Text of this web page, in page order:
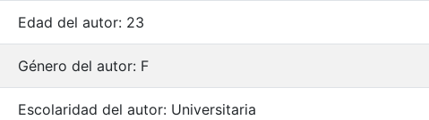
Edad del autor: 23
Género del autor: F
Escolaridad del autor: Universitaria